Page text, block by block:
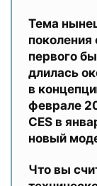
Тема
поколения
первого
длилась
в
феврале
CES в
новый
Что вы